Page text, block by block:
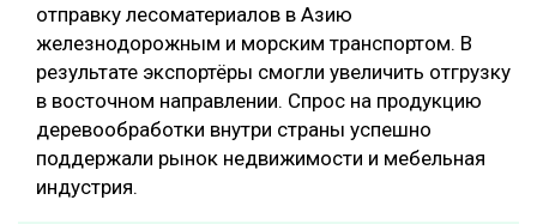
отправку лесоматериалов в Азию
железнодорожным и морским транспортом. В
результате экспортёры смогли увеличить отгрузку
в восточном направлении. Спрос на продукцию
деревообработки внутри страны успешно
поддержали рынок недвижимости и мебельная
индустрия.